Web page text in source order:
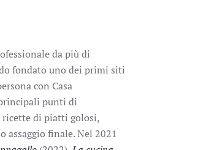
da più di
fondato uno dei primi siti
con Casa
punti di
di piatti golosi,
finale. Nel 2021